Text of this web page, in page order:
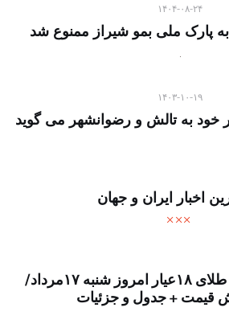
۱۴۰۴-۰۸-۲۴
پارک ملی بمو شیراز ممنوع شد
۱۴۰۳-۱۰-۱۹
خود به تالش و رضوانشهر می گوید
اخبار ایران و جهان
قیمت طلای ۱۸عیار امروز شنبه ۱۷مرداد/
قیمت + جدول و جزئیات